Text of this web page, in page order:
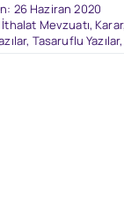
26 Haziran 2020
İthalat Mevzuatı,
, Tasaruflu Yazılar